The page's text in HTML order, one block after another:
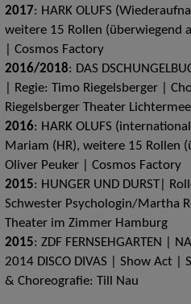
2017: HARK OLUFS
weitere 15 Rollen (überwiegend
| Cosmos Factory
2016/2018: DAS
| Regie: Timo Riegelsberger |
Riegelsberger Theater
2016: HARK OLUFS
Mariam (HR), weitere 15 Rollen
Oliver Peuker | Cosmos Factory
2015: HUNGER UND DURST|
Schwester Psychologin/Martha
Theater im Zimmer Hamburg
2015: ZDF FERNSEHGARTEN |
2014 DISCO DIVAS | Show Act |
& Choreografie: Till Nau